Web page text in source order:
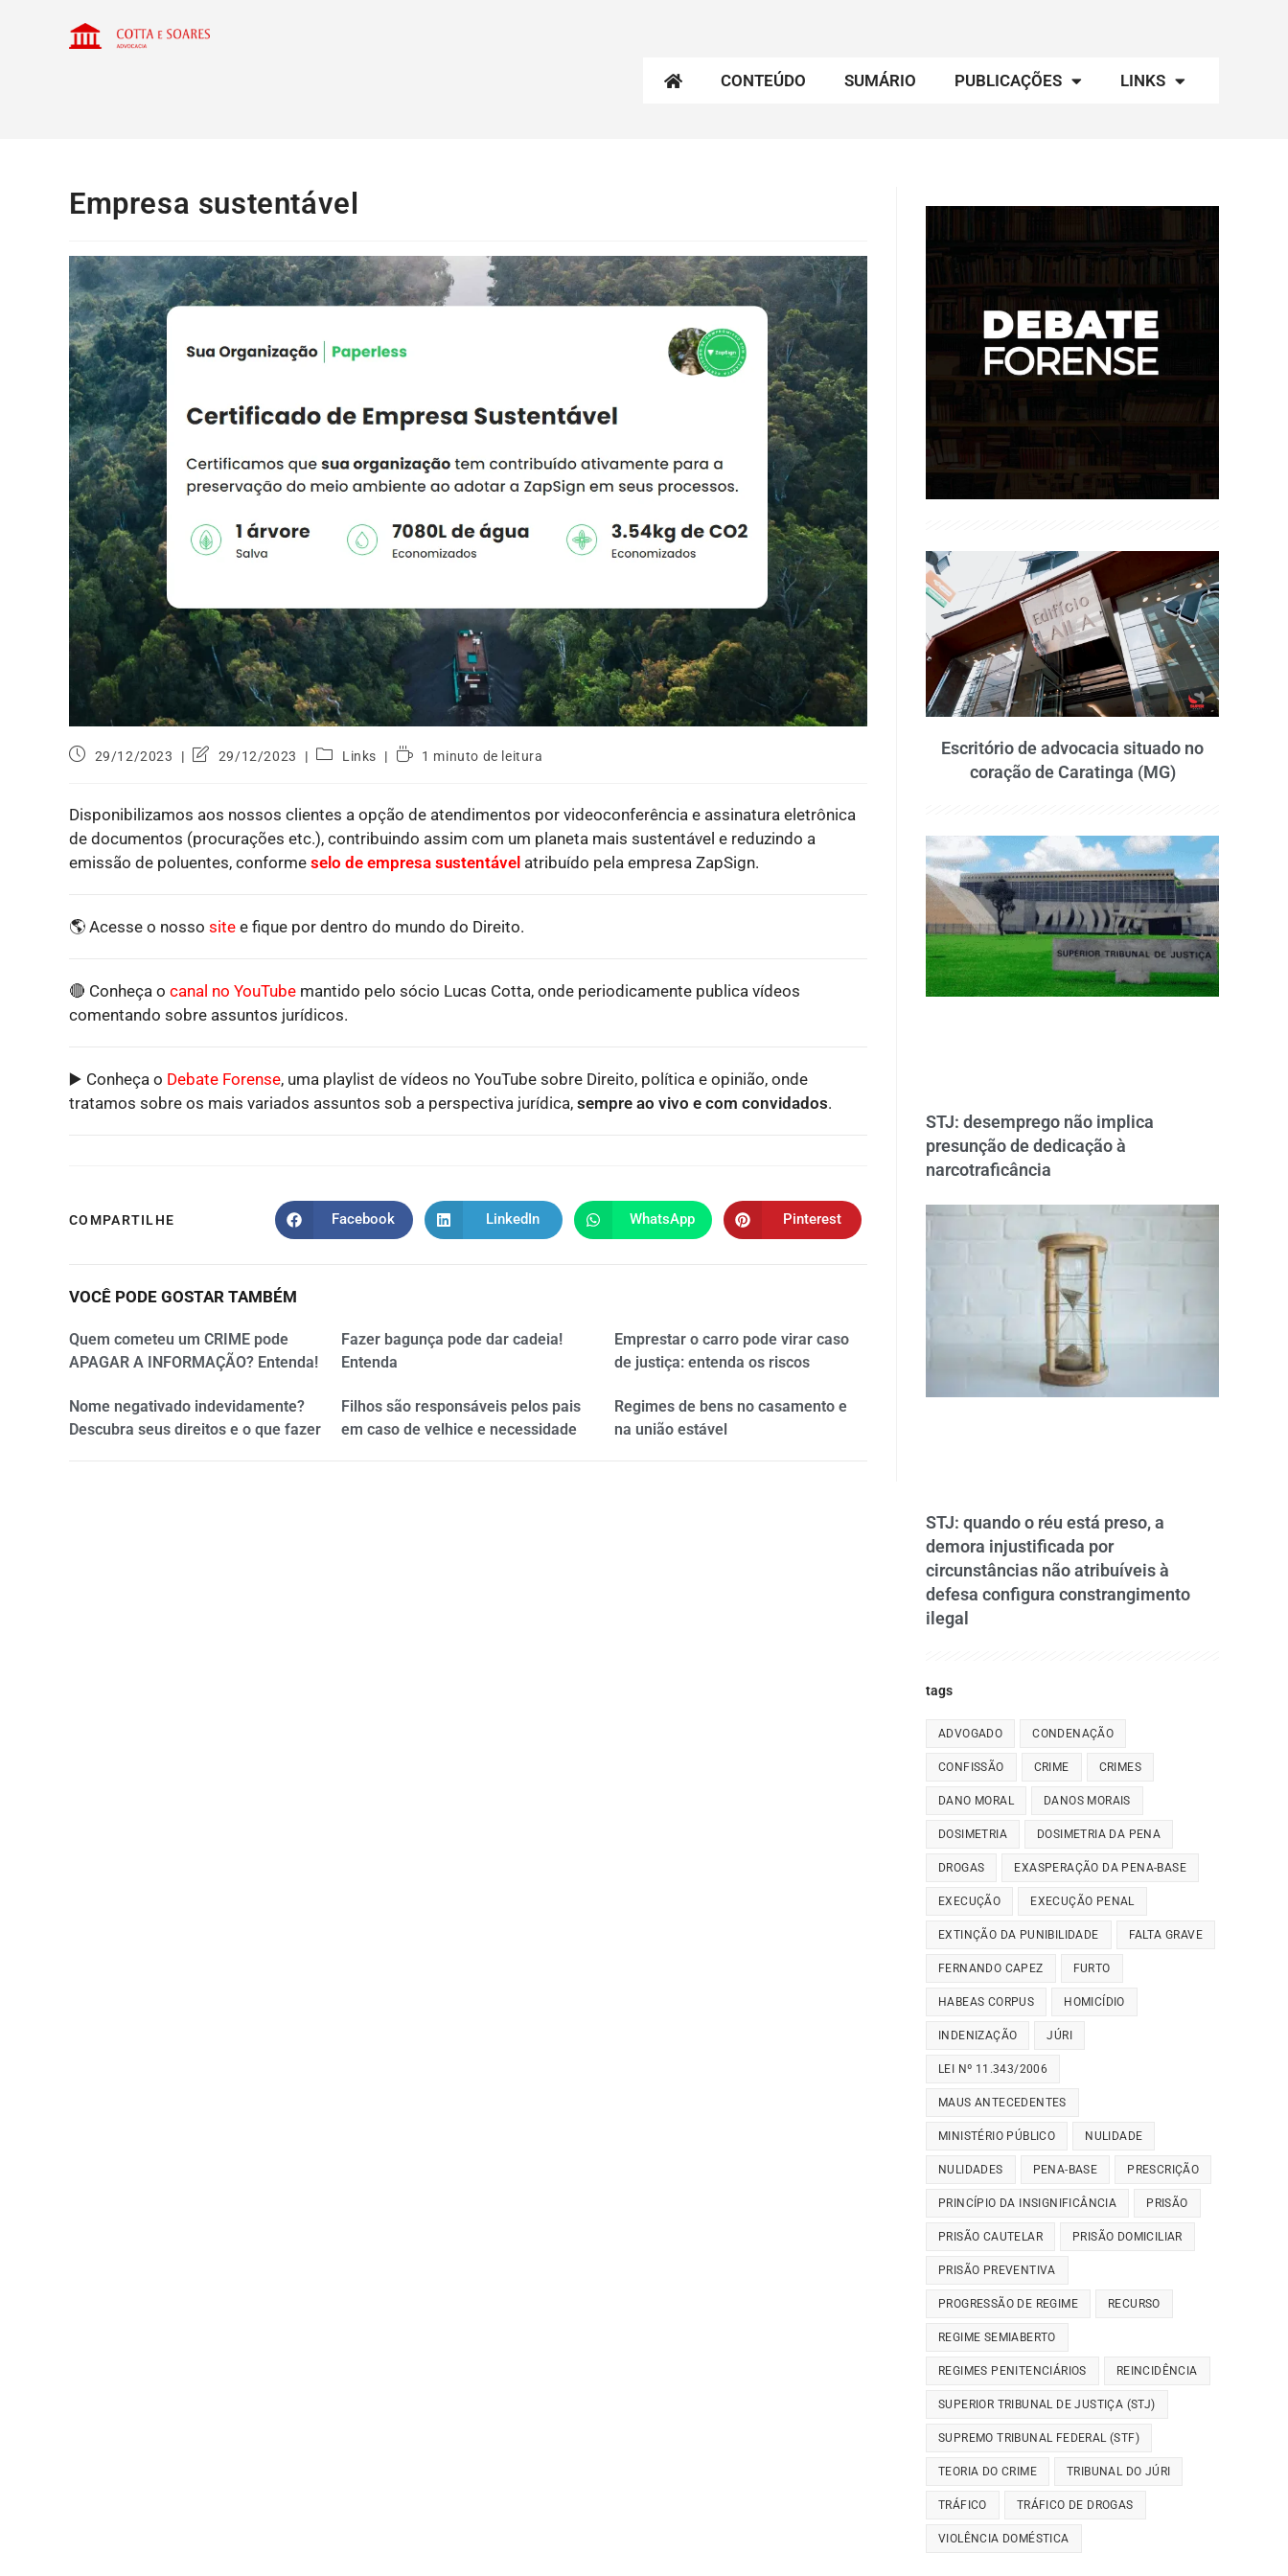
CONTEÚDO SUMÁRIO PUBLICAÇÕES LINKS
Empresa sustentável
29/12/2023 29/12/2023 Links 1 minuto de leitura
Disponibilizamos aos nossos clientes a opção de atendimentos por videoconferência e assinatura eletrônica
de documentos (procurações etc.), contribuindo assim com um planeta mais sustentável e reduzindo a
emissão de poluentes, conforme selo de empresa sustentável atribuído pela empresa ZapSign.
🌎 Acesse o nosso site e fique por dentro do mundo do Direito.
🔴 Conheça o canal no YouTube mantido pelo sócio Lucas Cotta, onde periodicamente publica vídeos
comentando sobre assuntos jurídicos.
▶️ Conheça o Debate Forense, uma playlist de vídeos no YouTube sobre Direito, política e opinião, onde
tratamos sobre os mais variados assuntos sob a perspectiva jurídica, sempre ao vivo e com convidados.
COMPARTILHE Facebook LinkedIn WhatsApp Pinterest
VOCÊ PODE GOSTAR TAMBÉM
Quem cometeu um CRIME pode
APAGAR A INFORMAÇÃO? Entenda!
Fazer bagunça pode dar cadeia!
Entenda
Emprestar o carro pode virar caso
de justiça: entenda os riscos
Nome negativado indevidamente?
Descubra seus direitos e o que fazer
Filhos são responsáveis pelos pais
em caso de velhice e necessidade
Regimes de bens no casamento e
na união estável
Escritório de advocacia situado no
coração de Caratinga (MG)
STJ: desemprego não implica
presunção de dedicação à
narcotraficância
STJ: quando o réu está preso, a
demora injustificada por
circunstâncias não atribuíveis à
defesa configura constrangimento
ilegal
tags
ADVOGADO CONDENAÇÃO
CONFISSÃO CRIME CRIMES
DANO MORAL DANOS MORAIS
DOSIMETRIA DOSIMETRIA DA PENA
DROGAS EXASPERAÇÃO DA PENA-BASE
EXECUÇÃO EXECUÇÃO PENAL
EXTINÇÃO DA PUNIBILIDADE FALTA GRAVE
FERNANDO CAPEZ FURTO
HABEAS CORPUS HOMICÍDIO
INDENIZAÇÃO JÚRI
LEI Nº 11.343/2006
MAUS ANTECEDENTES
MINISTÉRIO PÚBLICO NULIDADE
NULIDADES PENA-BASE PRESCRIÇÃO
PRINCÍPIO DA INSIGNIFICÂNCIA PRISÃO
PRISÃO CAUTELAR PRISÃO DOMICILIAR
PRISÃO PREVENTIVA
PROGRESSÃO DE REGIME RECURSO
REGIME SEMIABERTO
REGIMES PENITENCIÁRIOS REINCIDÊNCIA
SUPERIOR TRIBUNAL DE JUSTIÇA (STJ)
SUPREMO TRIBUNAL FEDERAL (STF)
TEORIA DO CRIME TRIBUNAL DO JÚRI
TRÁFICO TRÁFICO DE DROGAS
VIOLÊNCIA DOMÉSTICA